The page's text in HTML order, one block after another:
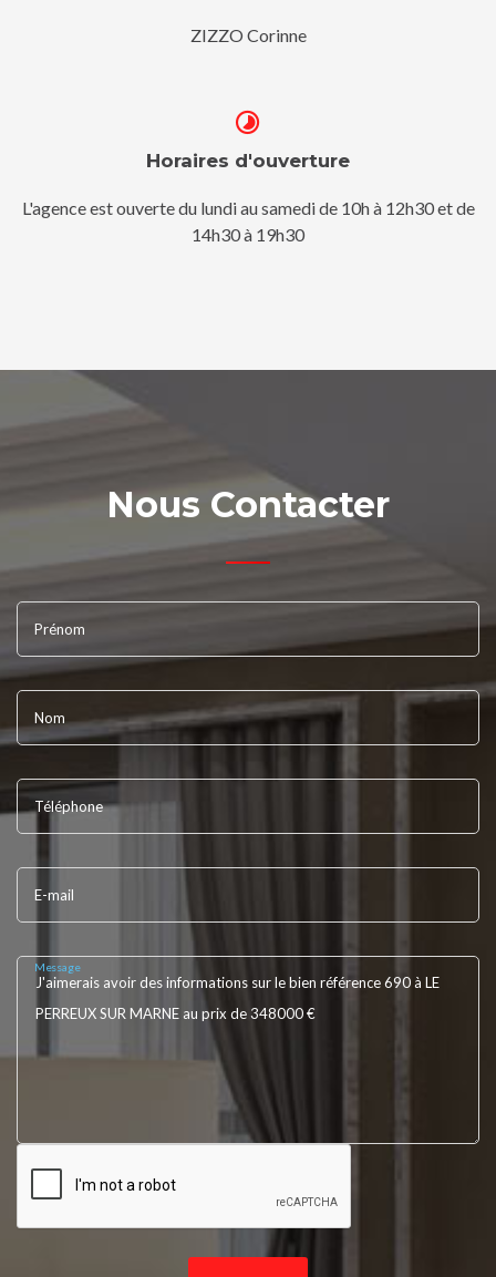
ZIZZO Corinne
Horaires d'ouverture
L'agence est ouverte du lundi au samedi de 10h à 12h30 et de
14h30 à 19h30
Nous Contacter
Prénom
Nom
Téléphone
E-mail
Message